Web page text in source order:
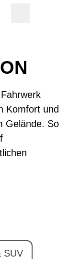
Komfort und
Gelände. So
SUV